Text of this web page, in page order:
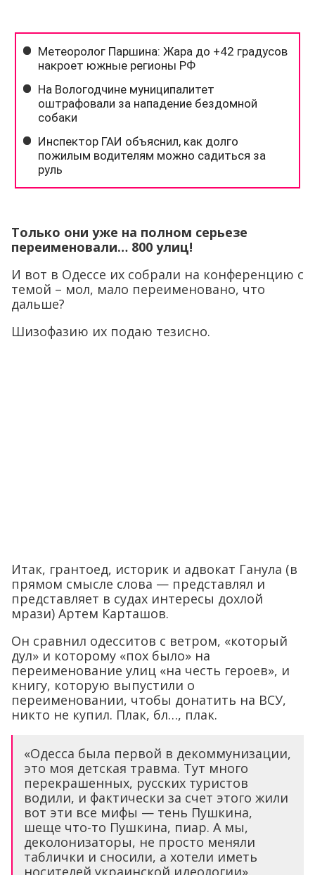
Только они уже на полном серьезе
переименовали… 800 улиц!
И вот в Одессе их собрали на конференцию с
темой – мол, мало переименовано, что
дальше?
Шизофазию их подаю тезисно.
Итак, грантоед, историк и адвокат Ганула (в
прямом смысле слова — представлял и
представляет в судах интересы дохлой
мрази) Артем Карташов.
Он сравнил одесситов с ветром, «который
дул» и которому «пох было» на
переименование улиц «на честь героев», и
книгу, которую выпустили о
переименовании, чтобы донатить на ВСУ,
никто не купил. Плак, бл…, плак.
«Одесса была первой в декоммунизации,
это моя детская травма. Тут много
перекрашенных, русских туристов
водили, и фактически за счет этого жили
вот эти все мифы — тень Пушкина,
шеще что-то Пушкина, пиар. А мы,
деколонизаторы, не просто меняли
таблички и сносили, а хотели иметь
носителей украинской идеологии».